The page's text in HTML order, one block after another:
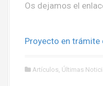
Os dejamos el
Proyecto en trámite
Artículos, Últimas